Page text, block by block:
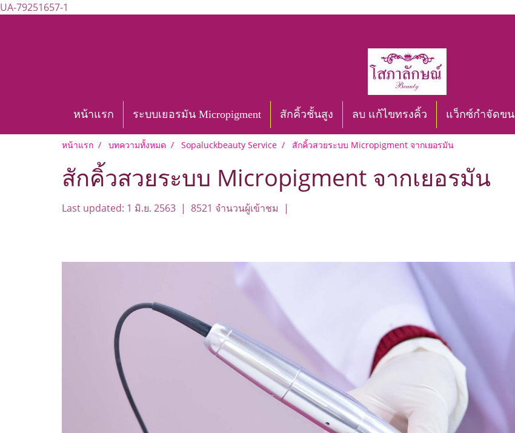
UA-79251657-1
หน้าแรก ระบบเยอรมัน Micropigment สักคิ้วชั้นสูง ลบ แก้ไขทรงคิ้ว แว็กซ์กำจัดขน
หน้าแรก บทความทั้งหมด Sopaluckbeauty Service สักคิ้วสวยระบบ Micropigment จากเยอรมัน
สักคิ้วสวยระบบ Micropigment จากเยอรมัน
Last updated: 1 มิ.ย. 2563 | 8521 จำนวนผู้เข้าชม |